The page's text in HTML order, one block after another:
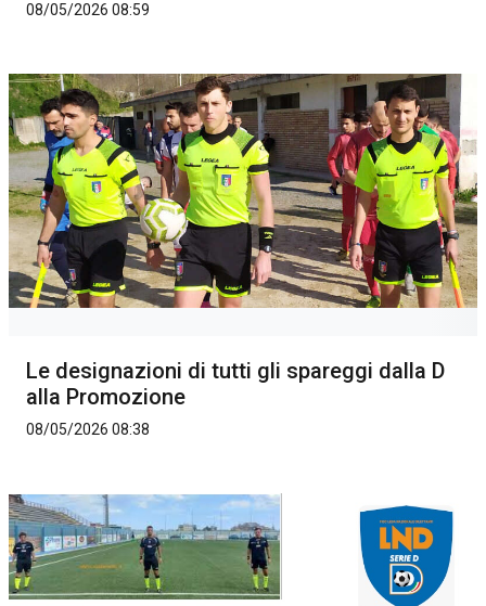
08/05/2026 08:59
Le designazioni di tutti gli spareggi dalla D
alla Promozione
08/05/2026 08:38